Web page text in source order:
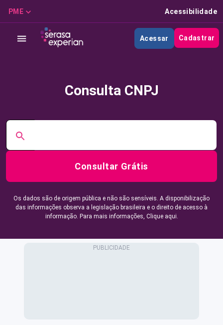
PME Acessibilidade
Acessar Cadastrar
Consulta CNPJ
Consultar Grátis
Os dados são de origem pública e não são sensíveis. A disponibilização
das informações observa a legislação brasileira e o direito de acesso à
informação. Para mais informações, Clique aqui.